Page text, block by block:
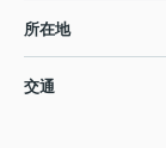
所在地
交通